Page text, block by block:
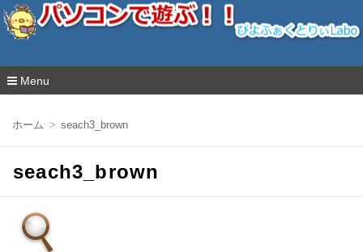
ぴよふぁくとりぃLabo
Menu
ン
ホーム seach3_brown
seach3_brown